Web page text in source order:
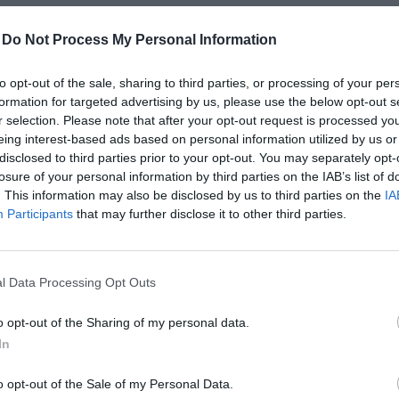
Do Not Process My Personal Information
opt-out of the sale, sharing to third parties, or processing of your
for targeted advertising by us, please use the below opt-out
selection. Please note that after your opt-out request is processed
interest-based ads based on personal information utilized by us
to third parties prior to your opt-out. You may separately
of your personal information by third parties on the IAB’s list of
This information may also be disclosed by us to third parties on the
Participants that may further disclose it to other third parties.
Data Processing Opt Outs
opt-out of the Sharing of my personal data.
opt-out of the Sale of my Personal Data.
lehet regisztrálni az adott esemény aloldalán, a
rendezvény esetén) kifizetett jeggyel
nap éjfélig van lehetőség; ezt követően a helyszínen
ingyenes eseményeink esetén a jegyváltásban.
várólistára lehet jelentkezni. Ebben az esetben a
jelentkezőket az esetleges részvételi
fizetni?
kiegészítők stb.) a regisztrációs folyamat során
két napban oldalunkon már csak bankkártyás fizetésre
garantálni a részvételt.
fizetés kollégáinknál a regisztrációs pultban.
kiküldi a QR-kódot. Ingyenes részvétel
ellenőrizze a spam, social és egyéb almappákat is
címről.
ellenőrizze a kifizetést, mivel a belépésre jogosító
után kérjük keresse kollégáinkat a
után sem találja a kódot, kérjük keresse
kollégáinkkal a fent említett email címen.
Hogyan tudom a kedvezmény- vagy
kódok mezőbe kérjük résztvevőnként beírni az
e a szállást?
tartalmáról. A jegyár nem tartalmazza a szállás
kiválasztani és foglalni.
előadások és külföldi vendégek esetén biztosítunk élő
fülöntájékozódjon, valamint kollégáink segítenek a
online is?